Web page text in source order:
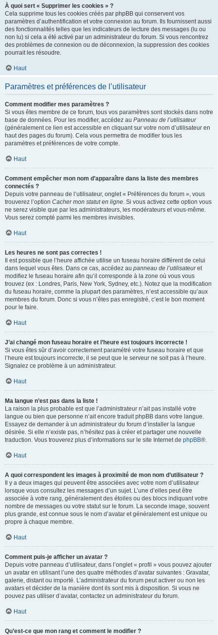
À quoi sert « Supprimer les cookies » ?
Cela supprime tous les cookies créés par phpBB qui conservent vos
paramètres d’authentification et votre connexion au forum. Ils fournissent aussi
des fonctionnalités telles que les indicateurs de lecture des messages (lu ou
non lu) si cela a été activé par un administrateur du forum. Si vous rencontrez
des problèmes de connexion ou de déconnexion, la suppression des cookies
pourrait les résoudre.
Haut
Paramètres et préférences de l’utilisateur
Comment modifier mes paramètres ?
Si vous êtes membre de ce forum, tous vos paramètres sont stockés dans notre
base de données. Pour les modifier, accédez au Panneau de l’utilisateur
(généralement ce lien est accessible en cliquant sur votre nom d’utilisateur en
haut des pages du forum). Cela vous permettra de modifier tous les
paramètres et préférences de votre compte.
Haut
Comment empêcher mon nom d’apparaître dans la liste des membres
connectés ?
Depuis votre panneau de l’utilisateur, onglet « Préférences du forum », vous
trouverez l’option Cacher mon statut en ligne. Si vous activez cette option vous
ne serez visible que par les administrateurs, les modérateurs et vous-même.
Vous serez compté parmi les membres invisibles.
Haut
Les heures ne sont pas correctes !
Il est possible que l’heure affichée utilise un fuseau horaire différent de celui
dans lequel vous êtes. Dans ce cas, accédez au panneau de l’utilisateuret
modifiez le fuseau horaire afin qu’il corresponde à la zone où vous vous
trouvez (ex : Londres, Paris, New York, Sydney, etc.). Notez que la modification
du fuseau horaire, comme la plupart des paramètres, n’est accessible qu’aux
membres du forum. Donc si vous n’êtes pas enregistré, c’est le bon moment
pour le faire.
Haut
J’ai changé mon fuseau horaire et l’heure est toujours incorrecte !
Si vous êtes sûr d’avoir correctement paramétré votre fuseau horaire et que
l’heure est toujours incorrecte, il se peut que le serveur ne soit pas à l’heure.
Signalez ce problème à un administrateur.
Haut
Ma langue n’est pas dans la liste !
La raison la plus probable est que l’administrateur n’ait pas installé votre
langue ou bien que personne n’ait encore traduit phpBB dans votre langue.
Essayez de demander à un administrateur du forum d’installer la langue
désirée. Si elle n’existe pas, n’hésitez pas à créer et partager une nouvelle
traduction. Vous trouverez plus d’informations sur le site Internet de phpBB®.
Haut
A quoi correspondent les images à proximité de mon nom d’utilisateur ?
Il y a deux images qui peuvent être associées avec votre nom d’utilisateur
lorsque vous consultez les messages d’un sujet. L’une d’elles peut être
associée à votre rang, généralement des étoiles ou des blocs indiquant votre
nombre de messages ou votre statut sur le forum. La seconde image, souvent
plus grande, est connue sous le nom d’avatar et généralement est unique ou
propre à chaque membre.
Haut
Comment puis-je afficher un avatar ?
Depuis votre panneau d’utilisateur, dans l’onglet « profil » vous pouvez ajouter
un avatar en utilisant l’une des quatre méthodes d’avatar suivantes : Gravatar,
galerie, distant ou importé. L’administrateur du forum peut activer ou non les
avatars et décider de la manière dont ils sont mis à disposition. Si vous ne
pouvez pas utiliser d’avatar, contactez un administrateur du forum.
Haut
Qu’est-ce que mon rang et comment le modifier ?